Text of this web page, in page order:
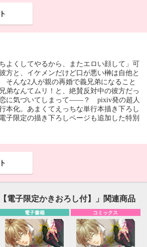
よくしてやるから、またエロい顔して」可
方と、イケメンだけど口が悪い榊は自他と
んな2人が親の再婚で義兄弟になること
なんてムリ！と、絶賛反対中の彼方だっ
恋に気づいてしまって――？ pixiv発の超人
本化。あまくてえっちな単行本描き下ろし
限定の描き下ろしページも追加した特別
電子限定かきおろし付】」関連商品
電子書籍 コミックス